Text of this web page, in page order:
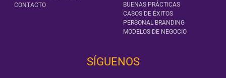
CONTACTO
BUENAS PRÁCTICAS
CASOS DE ÉXITOS
PERSONAL BRANDING
MODELOS DE NEGOCIO
SÍGUENOS‎